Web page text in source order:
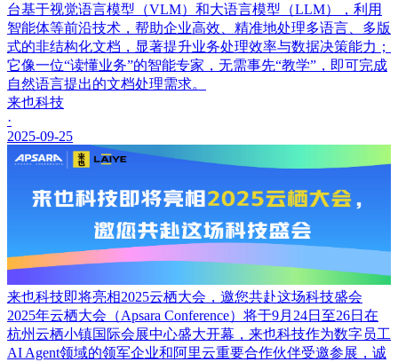
台基于视觉语言模型（VLM）和大语言模型（LLM），利用
智能体等前沿技术，帮助企业高效、精准地处理多语言、多版
式的非结构化文档，显著提升业务处理效率与数据决策能力；
它像一位“读懂业务”的智能专家，无需事先“教学”，即可完成
自然语言提出的文档处理需求。
来也科技
·
2025-09-25
来也科技即将亮相2025云栖大会，邀您共赴这场科技盛会
2025年云栖大会（Apsara Conference）将于9月24日至26日在
杭州云栖小镇国际会展中心盛大开幕，来也科技作为数字员工
AI Agent领域的领军企业和阿里云重要合作伙伴受邀参展，诚